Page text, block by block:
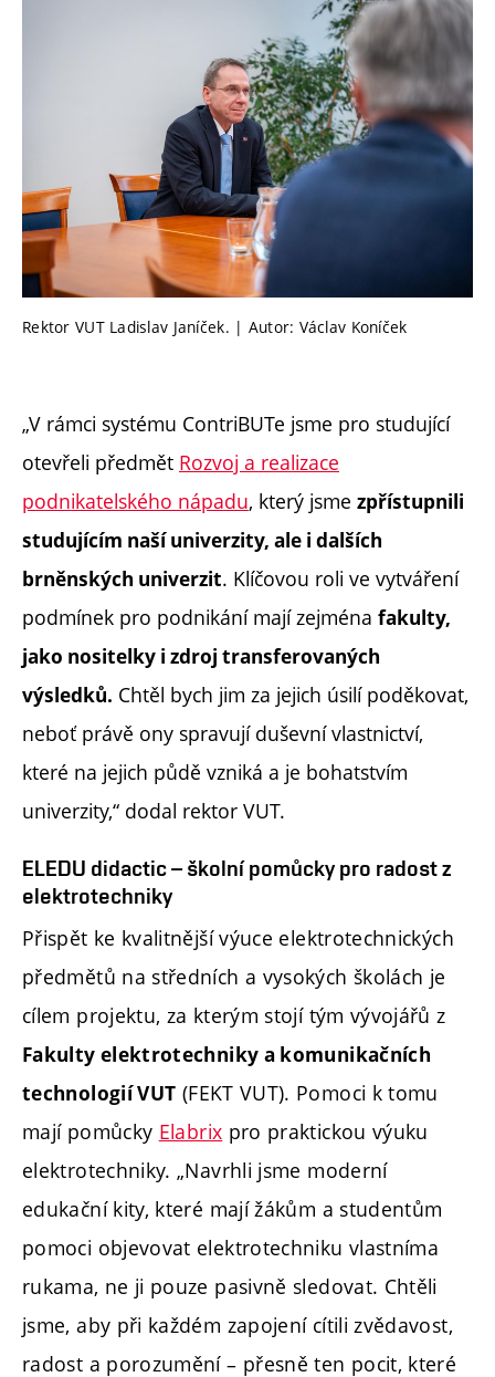
Rektor VUT Ladislav Janíček. | Autor: Václav Koníček
„V rámci systému ContriBUTe jsme pro studující
otevřeli předmět Rozvoj a realizace
podnikatelského nápadu, který jsme zpřístupnili
studujícím naší univerzity, ale i dalších
brněnských univerzit. Klíčovou roli ve vytváření
podmínek pro podnikání mají zejména fakulty,
jako nositelky i zdroj transferovaných
výsledků. Chtěl bych jim za jejich úsilí poděkovat,
neboť právě ony spravují duševní vlastnictví,
které na jejich půdě vzniká a je bohatstvím
univerzity,“ dodal rektor VUT.
ELEDU didactic – školní pomůcky pro radost z
elektrotechniky
Přispět ke kvalitnější výuce elektrotechnických
předmětů na středních a vysokých školách je
cílem projektu, za kterým stojí tým vývojářů z
Fakulty elektrotechniky a komunikačních
technologií VUT (FEKT VUT). Pomoci k tomu
mají pomůcky Elabrix pro praktickou výuku
elektrotechniky. „Navrhli jsme moderní
edukační kity, které mají žákům a studentům
pomoci objevovat elektrotechniku vlastníma
rukama, ne ji pouze pasivně sledovat. Chtěli
jsme, aby při každém zapojení cítili zvědavost,
radost a porozumění – přesně ten pocit, které